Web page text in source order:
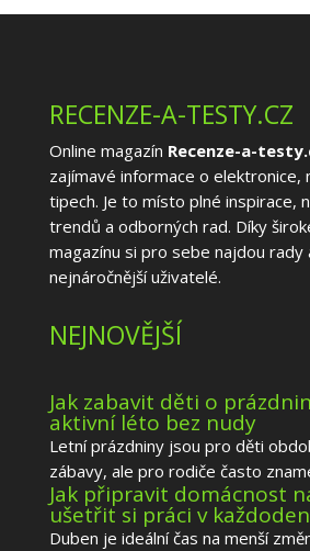
RECENZE-A-TESTY.CZ
Online magazín Recenze-a-
zajímavé informace o elektronice,
tipech. Je to místo plné inspirace,
trendů a odborných rad. Díky
magazínu si pro sebe najdou rady
nejnáročnější uživatelé.
NEJNOVĚJŠÍ
Jak zabavit děti o
aktivní léto bez nudy
Letní prázdniny jsou pro děti
zábavy, ale pro rodiče často
Jak připravit domácnost
ušetřit si práci v
Duben je ideální čas na menší